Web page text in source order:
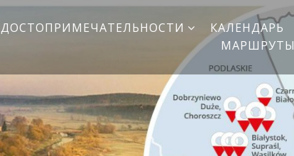
ДОСТОПРИМЕЧАТЕЛЬНОСТИ КАЛЕНДАРЬ
МАРШРУТЫ